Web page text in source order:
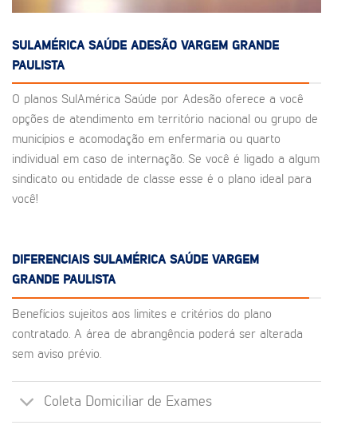
SULAMÉRICA SAÚDE ADESÃO VARGEM GRANDE
PAULISTA
O planos SulAmérica Saúde por Adesão oferece a você
opções de atendimento em território nacional ou grupo de
municípios e acomodação em enfermaria ou quarto
individual em caso de internação. Se você é ligado a algum
sindicato ou entidade de classe esse é o plano ideal para
você!
DIFERENCIAIS SULAMÉRICA SAÚDE VARGEM
GRANDE PAULISTA
Benefícios sujeitos aos limites e critérios do plano
contratado. A área de abrangência poderá ser alterada
sem aviso prévio.
Coleta Domiciliar de Exames